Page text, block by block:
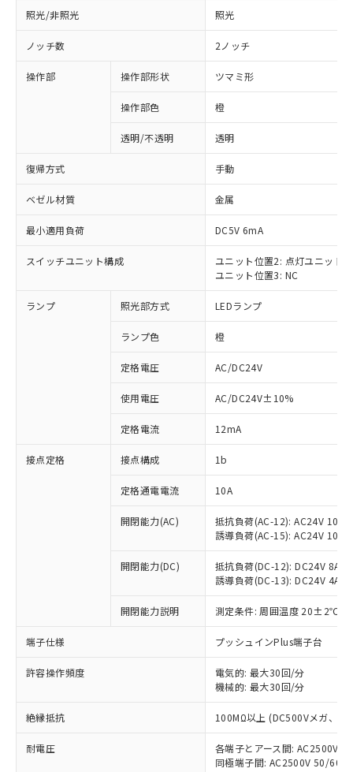
照光/非照光 照光
ノッチ数 2ノッチ
操作部 操作部形状 ツマミ形
操作部色 橙
透明/不透明 透明
復帰方式 手動
ベゼル材質 金属
最小適用負荷 DC5V 6mA
スイッチユニット構成
ユニット位置2: 点灯ユニット
ユニット位置3: NC
ランプ 照光部方式 LEDランプ
ランプ色 橙
定格電圧 AC/DC24V
使用電圧 AC/DC24V±10%
定格電流 12mA
接点定格 接点構成 1b
定格通電電流 10A
開閉能力(AC)
抵抗負荷(AC-12): AC24V 10A/
誘導負荷(AC-15): AC24V
開閉能力(DC)
抵抗負荷(DC-12): DC24V 8A/
誘導負荷(DC-13): DC24V 4A/
開閉能力説明 測定条件: 周囲温度 20±2℃、
端子仕様 プッシュインPlus端子台
許容操作頻度
電気的: 最大30回/分
機械的: 最大30回/分
絶縁抵抗 100MΩ以上 (DC500Vメガ、点
耐電圧
各端子とアース間: AC2500V
同極端子間: AC2500V 50/
ご利用条件
以下の条件をお読みいただき、同意のうえ
本サービスは、当社制御機器事業取扱
商品の当社在庫状況および標準価格
(税抜)を提供させていただくもので
当社制御機器事業取扱商品の中には、
本サービスの対象外となる商品もある
ことをご了承ください。
在庫状況および標準価格照会結果は、
記載している更新日時点での社内デー
タに基づき作成されるものであり、閲
覧された時点での実際の在庫および標
準価格とは異なる場合があることをご
対応済み：EU RoHS指令（10物質）の
非含有に対応した製品が提供可能な商品で
す。
対応予定：EU RoHS指令（10物質）の非含
有に対応した製品に切り替える予定のある
対応予定なし：EU RoHS指令（10物質）の
非含有に非対応の商品で、対応品を出す予
調査・確認中：EU RoHS指令（10物質）の
非含有の対応状況を調査中または確認中の
非該当品：ライセンス料など無形物で、有
害物質有無と関係のない商品です。
仕入先様の事情により、非含有部品として
いたものが、含有品と判明した場合などや
むを得ず変更することがあります。
*EU RoHS指令（10物質）：
鉛(Pb) 1000ppm以下、 水銀(Hg) 1000ppm以下、 カド
六価クロム(Cr(Ⅵ)) 1000ppm以下、ポリ臭化ビフェニル
類(PBB) 1000ppm以下、ポリ臭化ジフェニルエーテル類
「○」：最大均質材料含有率が中国RoHSの
基準値以下であることを示します。
「×」：最大均質材料含有率が中国RoHSの
基準値を超えていることを示します。
「－」：未確認です。当社販売部門へお問
*中国RoHS10物質の基準値 (GB/T26572)：
Pb(鉛) :1000ppm、 Hg(水銀) : 1000ppm、 Cd(カドミウ
Cr(Ⅵ)(六価クロム) : 1000ppm、 PBBs(ポリ臭化ビフェ
当社は、これら貴社製品のうち、外国
為替および外国貿易法に定める商品
（以下｢規制貨物等」という）を輸出
または国外への提供する場合は、日本
可)を取得するなどの必要な手続きを